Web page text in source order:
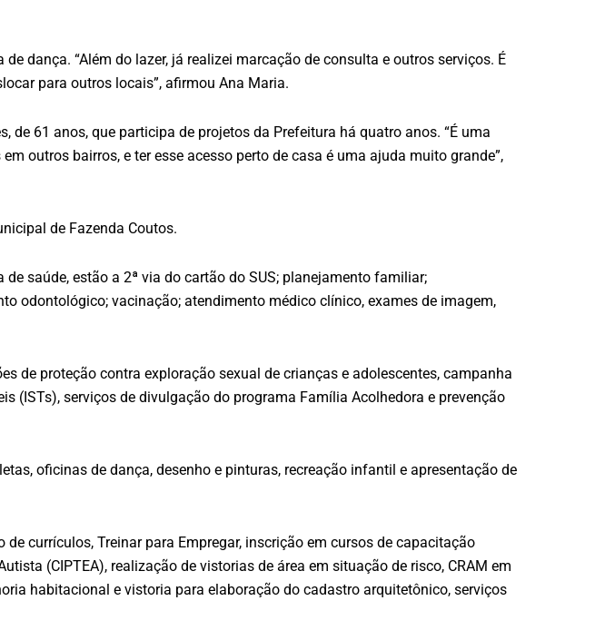
dança. “Além do lazer, já realizei marcação de consulta e outros serviços. É
para outros locais”, afirmou Ana Maria.
61 anos, que participa de projetos da Prefeitura há quatro anos. “É uma
outros bairros, e ter esse acesso perto de casa é uma ajuda muito grande”,
de Fazenda Coutos.
saúde, estão a 2ª via do cartão do SUS; planejamento familiar;
odontológico; vacinação; atendimento médico clínico, exames de imagem,
de proteção contra exploração sexual de crianças e adolescentes, campanha
(ISTs), serviços de divulgação do programa Família Acolhedora e prevenção
oficinas de dança, desenho e pinturas, recreação infantil e apresentação de
currículos, Treinar para Empregar, inscrição em cursos de capacitação
(CIPTEA), realização de vistorias de área em situação de risco, CRAM em
habitacional e vistoria para elaboração do cadastro arquitetônico, serviços